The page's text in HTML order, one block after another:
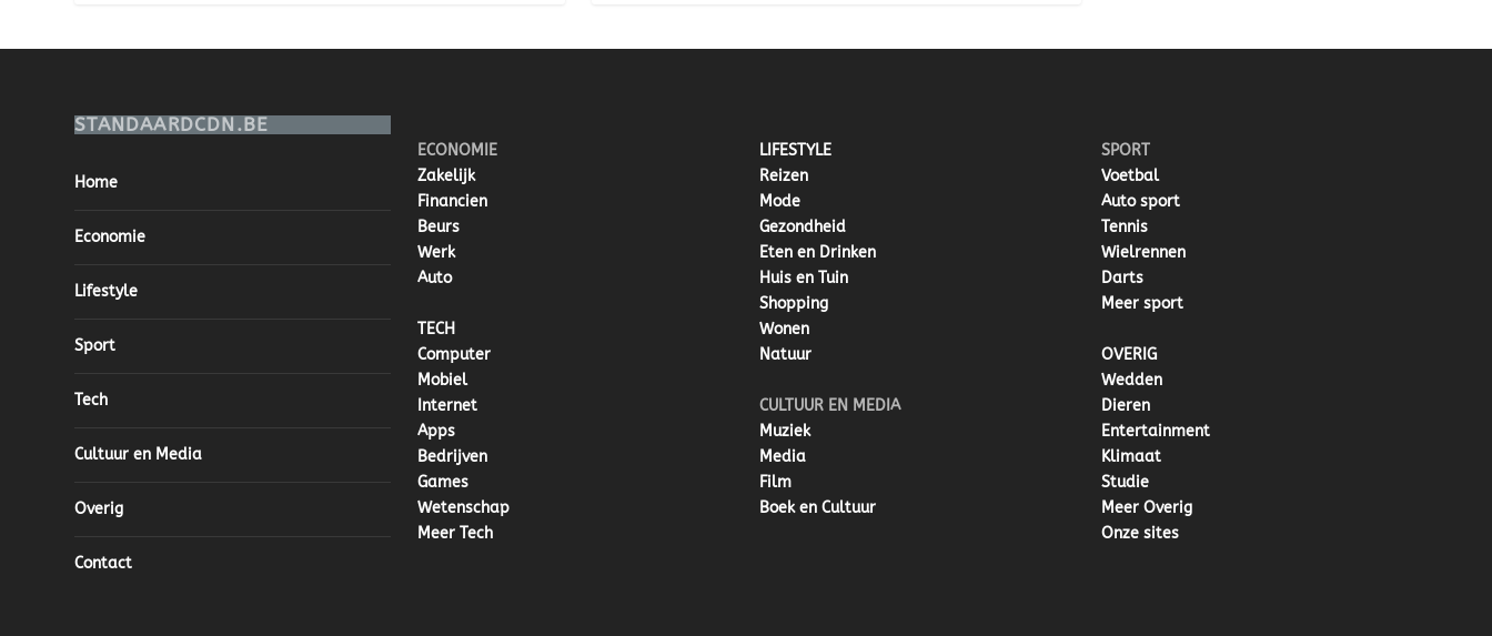
STANDAARDCDN.BE
Home
Economie
Lifestyle
Sport
Tech
Cultuur en Media
Overig
Contact
ECONOMIE
Zakelijk
Financien
Beurs
Werk
Auto
TECH
Computer
Mobiel
Internet
Apps
Bedrijven
Games
Wetenschap
Meer Tech
LIFESTYLE
Reizen
Mode
Gezondheid
Eten en Drinken
Huis en Tuin
Shopping
Wonen
Natuur
CULTUUR EN MEDIA
Muziek
Media
Film
Boek en Cultuur
SPORT
Voetbal
Auto sport
Tennis
Wielrennen
Darts
Meer sport
OVERIG
Wedden
Dieren
Entertainment
Klimaat
Studie
Meer Overig
Onze sites